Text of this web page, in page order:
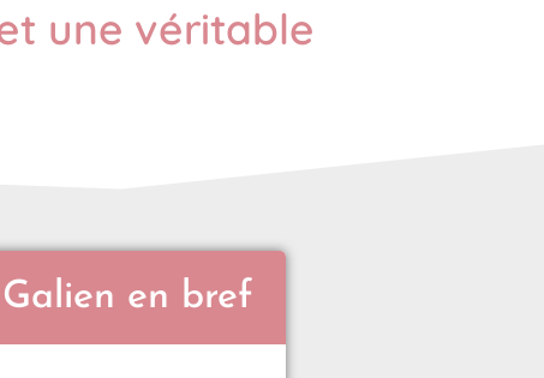
une véritable
en bref